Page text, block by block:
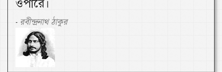
ওপারে।
- রবীন্দ্রনাথ ঠাকুর